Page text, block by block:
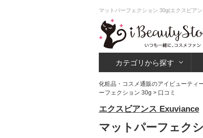
マットパーフェクション 30g(エクスビア
カテゴリから探す
化粧品・コスメ通販のアイビューティ
ーフェクション 30g > 口コミ
エクスビアンス Exuviance
マットパーフェク